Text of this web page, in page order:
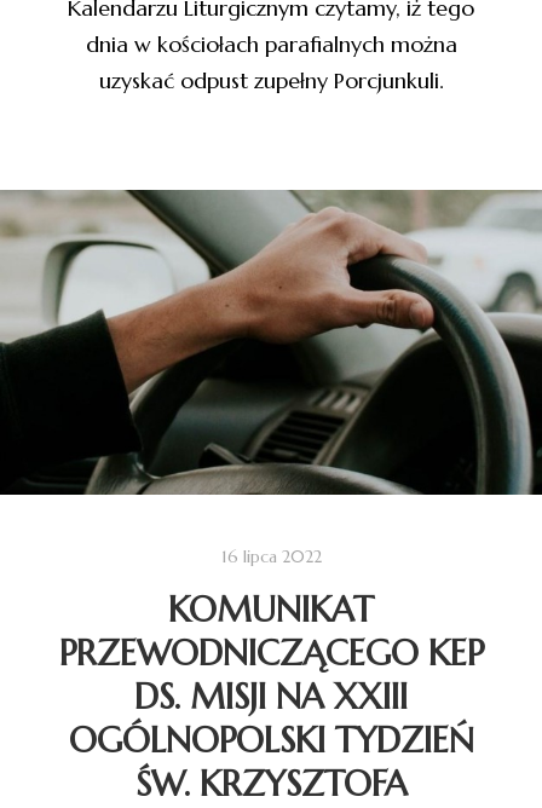
Kalendarzu Liturgicznym czytamy, iż tego
dnia w kościołach parafialnych można
uzyskać odpust zupełny Porcjunkuli.
16 lipca 2022
KOMUNIKAT
PRZEWODNICZĄCEGO KEP
DS. MISJI NA XXIII
OGÓLNOPOLSKI TYDZIEŃ
ŚW. KRZYSZTOFA